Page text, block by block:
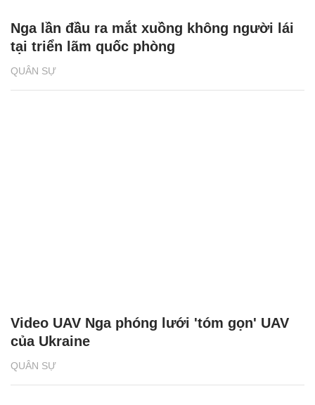
QUÂN SỰ
Nga lần đầu ra mắt xuồng không người lái
tại triển lãm quốc phòng
QUÂN SỰ
Video UAV Nga phóng lưới 'tóm gọn' UAV
của Ukraine